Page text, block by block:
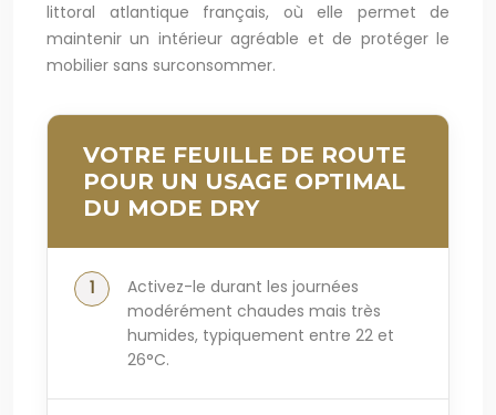
littoral atlantique français, où elle permet de
maintenir un intérieur agréable et de protéger le
mobilier sans surconsommer.
VOTRE FEUILLE DE ROUTE
POUR UN USAGE OPTIMAL
DU MODE DRY
Activez-le durant les journées
modérément chaudes mais très
humides, typiquement entre 22 et
26°C.